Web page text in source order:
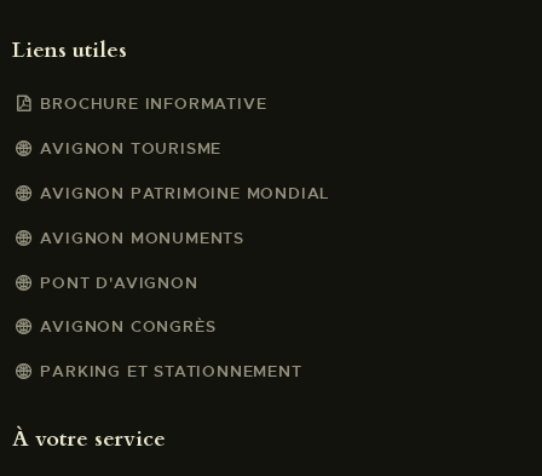
Liens utiles
BROCHURE INFORMATIVE
AVIGNON TOURISME
AVIGNON PATRIMOINE MONDIAL
AVIGNON MONUMENTS
PONT D'AVIGNON
AVIGNON CONGRÈS
PARKING ET STATIONNEMENT
À votre service